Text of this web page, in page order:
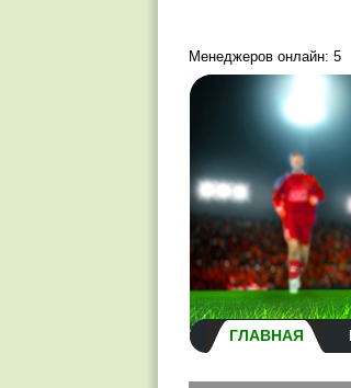
Менеджеров онлайн: 5
ГЛАВНАЯ